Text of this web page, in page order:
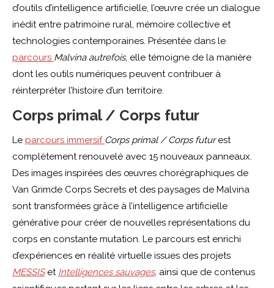
d’outils d’intelligence artificielle, l’œuvre crée un dialogue
inédit entre patrimoine rural, mémoire collective et
technologies contemporaines. Présentée dans le
parcours Malvina autrefois, elle témoigne de la manière
dont les outils numériques peuvent contribuer à
réinterpréter l’histoire d’un territoire.
Corps primal / Corps futur
Le parcours immersif Corps primal / Corps futurest
complètement renouvelé avec 15 nouveaux panneaux.
Des images inspirées des œuvres chorégraphiques de
Van Grimde Corps Secrets et des paysages de Malvina
sont transformées grâce à l’intelligence artificielle
générative pour créer de nouvelles représentations du
corps en constante mutation. Le parcours est enrichi
d’expériences en réalité virtuelle issues des projets
MESSISet Intelligences sauvages, ainsi que de contenus